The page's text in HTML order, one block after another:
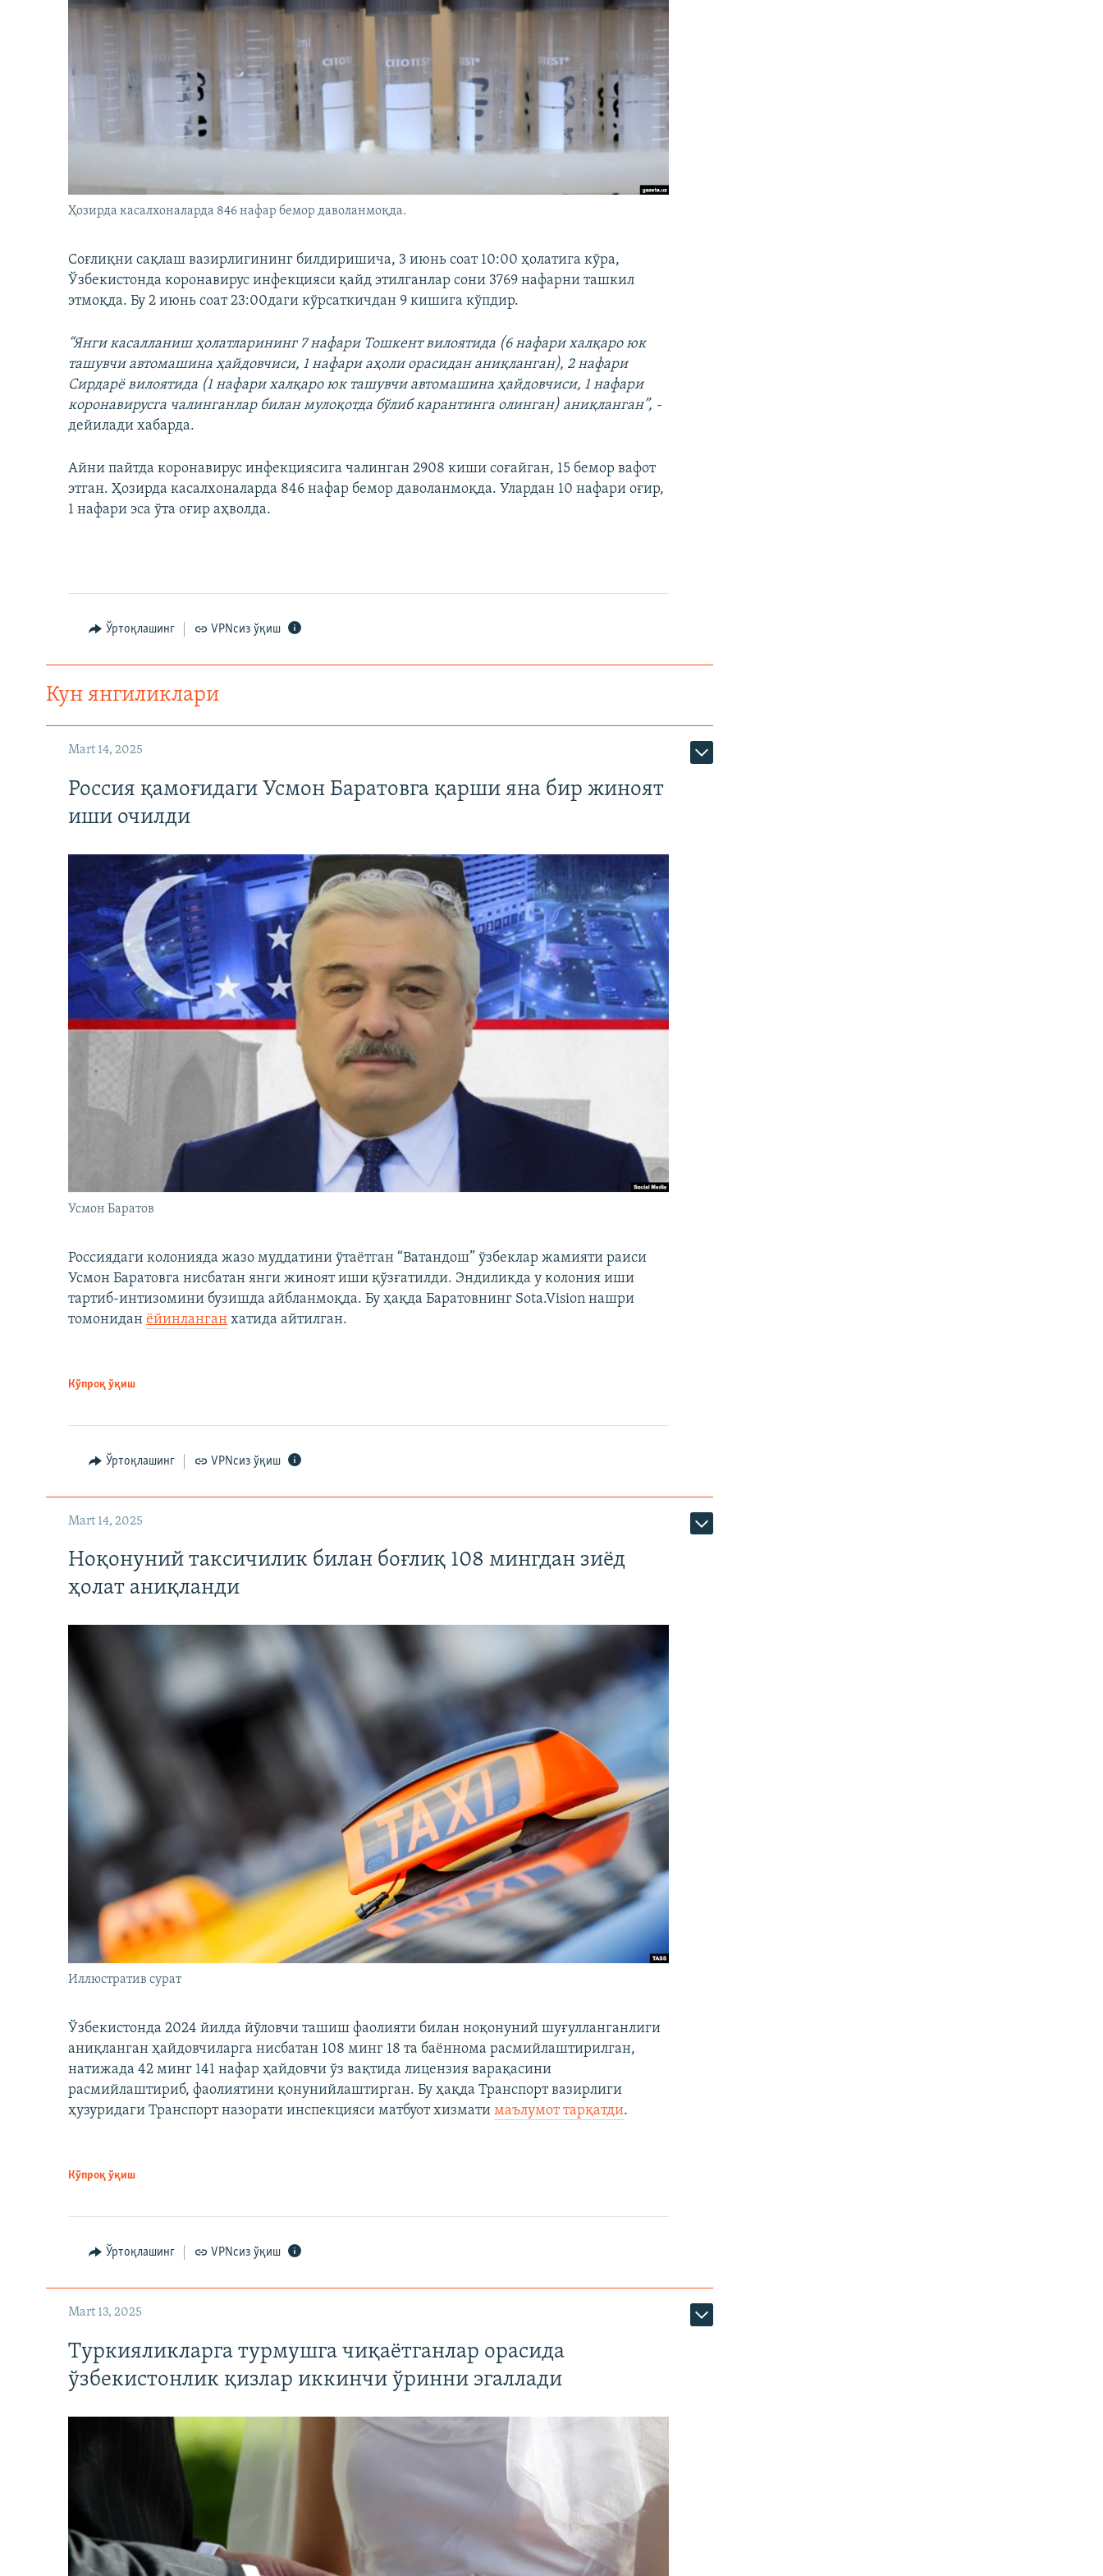
Ҳозирда касалхоналарда 846 нафар бемор даволанмоқда.
Соғлиқни сақлаш вазирлигининг билдиришича, 3 июнь соат 10:00 ҳолатига кўра,
Ўзбекистонда коронавирус инфекцияси қайд этилганлар сони 3769 нафарни ташкил
этмоқда. Бу 2 июнь соат 23:00даги кўрсаткичдан 9 кишига кўпдир.
“Янги касалланиш ҳолатларининг 7 нафари Тошкент вилоятида (6 нафари халқаро юк
ташувчи автомашина ҳайдовчиси, 1 нафари аҳоли орасидан аниқланган), 2 нафари
Сирдарё вилоятида (1 нафари халқаро юк ташувчи автомашина ҳайдовчиси, 1 нафари
коронавирусга чалинганлар билан мулоқотда бўлиб карантинга олинган) аниқланган”, -
дейилади хабарда.
Айни пайтда коронавирус инфекциясига чалинган 2908 киши соғайган, 15 бемор вафот
этган. Ҳозирда касалхоналарда 846 нафар бемор даволанмоқда. Улардан 10 нафари оғир,
1 нафари эса ўта оғир аҳволда.
Ўртоқлашинг VPNсиз ўқиш
Кун янгиликлари
Mart 14, 2025
Россия қамоғидаги Усмон Баратовга қарши яна бир жиноят
иши очилди
Усмон Баратов
Россиядаги колонияда жазо муддатини ўтаётган “Ватандош” ўзбеклар жамияти раиси
Усмон Баратовга нисбатан янги жиноят иши қўзғатилди. Эндиликда у колония иши
тартиб-интизомини бузишда айбланмоқда. Бу ҳақда Баратовнинг Sota.Vision нашри
томонидан ёйинланган хатида айтилган.
Кўпроқ ўқиш
Ўртоқлашинг VPNсиз ўқиш
Mart 14, 2025
Ноқонуний таксичилик билан боғлиқ 108 мингдан зиёд
ҳолат аниқланди
Иллюстратив сурат
Ўзбекистонда 2024 йилда йўловчи ташиш фаолияти билан ноқонуний шуғулланганлиги
аниқланган ҳайдовчиларга нисбатан 108 минг 18 та баённома расмийлаштирилган,
натижада 42 минг 141 нафар ҳайдовчи ўз вақтида лицензия варақасини
расмийлаштириб, фаолиятини қонунийлаштирган. Бу ҳақда Транспорт вазирлиги
ҳузуридаги Транспорт назорати инспекцияси матбуот хизмати маълумот тарқатди.
Кўпроқ ўқиш
Ўртоқлашинг VPNсиз ўқиш
Mart 13, 2025
Туркияликларга турмушга чиқаётганлар орасида
ўзбекистонлик қизлар иккинчи ўринни эгаллади